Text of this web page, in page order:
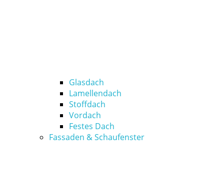
Glasdach
Lamellendach
Stoffdach
Vordach
Festes Dach
Fassaden & Schaufenster